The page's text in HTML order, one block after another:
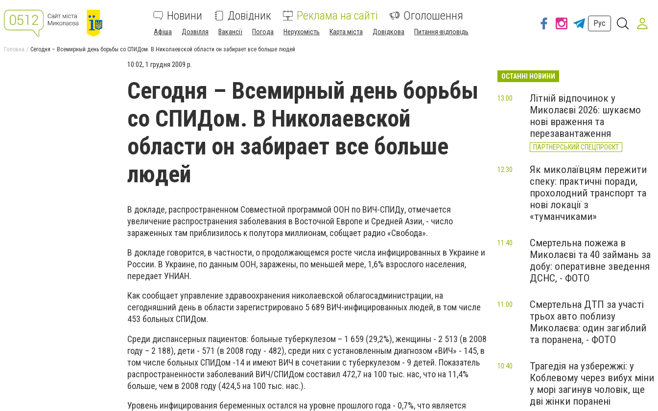
Новини Довідник Реклама на сайті Оголошення
Афіша Дозвілля Вакансії Погода Нерухомість Карта міста Довідкова Питання-відповідь
Рус
Головна Сегодня – Всемирный день борьбы со СПИДом. В Николаевской области он забирает все больше людей
10:02, 1 грудня 2009 р.
Сегодня – Всемирный день борьбы
со СПИДом. В Николаевской
области он забирает все больше
людей
В докладе, распространенном Совместной программой ООН по ВИЧ-СПИДу, отмечается
увеличение распространения заболевания в Восточной Европе и Средней Азии, - число
зараженных там приблизилось к полутора миллионам, собщает радио «Свобода».
В докладе говорится, в частности, о продолжающемся росте числа инфицированных в Украине и
России. В Украине, по данным ООН, заражены, по меньшей мере, 1,6% взрослого населения,
передает УНИАН.
Как сообщает управление здравоохранения николаевской облагосадминистрации, на
сегодняшний день в области зарегистрировано 5 689 ВИЧ-инфицированных людей, в том числе
453 больных СПИДом.
Среди диспансерных пациентов: больные туберкулезом – 1 659 (29,2%), женщины - 2 513 (в 2008
году – 2 188), дети - 571 (в 2008 году - 482), среди них с установленным диагнозом «ВИЧ» - 145, в
том числе больных СПИДом -14 и имеют ВИЧ в сочетании с туберкулезом - 9 детей. Показатель
распространенности заболеваний ВИЧ/СПИДом составил 472,7 на 100 тыс. нас, что на 11,4%
больше, чем в 2008 году (424,5 на 100 тыс. нас.).
Уровень инфицирования беременных остался на уровне прошлого года - 0,7%, что является
ОСТАННІ НОВИНИ
Літній відпочинок у
Миколаєві 2026: шукаємо
нові враження та
перезавантаження
ПАРТНЕРСЬКИЙ СПЕЦПРОЄКТ
13:00
Як миколаївцям пережити
спеку: практичні поради,
прохолодний транспорт та
нові локації з
«туманчиками»
12:30
Смертельна пожежа в
Миколаєві та 40 займань за
добу: оперативне зведення
ДСНС, - ФОТО
11:40
Смертельна ДТП за участі
трьох авто поблизу
Миколаєва: один загиблий
та поранена, - ФОТО
11:00
Трагедія на узбережжі: у
Коблевому через вибух міни
у морі загинув чоловік, ще
дві жінки поранені
10:40